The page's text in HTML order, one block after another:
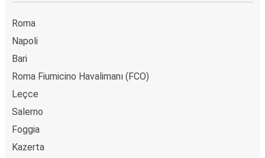
Roma
Napoli
Bari
Roma Fiumicino Havalimanı (FCO)
Leçce
Salerno
Foggia
Kazerta